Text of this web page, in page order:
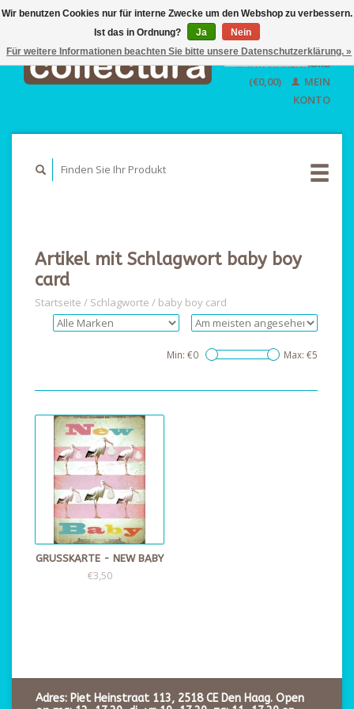
EUR
GBP
USD
Deutsch
English
IHR WARENKORB
(€0,00)
MEIN
KONTO
Artikel mit Schlagwort baby boy
card
Startseite / Schlagworte / baby boy card
Min: €0 Max: €5
GRUSSKARTE - NEW BABY
€3,50
Adres: Piet Heinstraat 113, 2518 CE Den Haag. Open
Wir benutzen Cookies nur für interne Zwecke um den Webshop zu verbessern.
Ist das in Ordnung?
Ja
Nein
Für weitere Informationen beachten Sie bitte unsere Datenschutzerklärung. »